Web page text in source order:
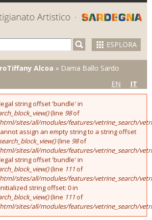
Skip to
main
content
ESPLORA
Alcoa » Dama Ballo Sardo
EN
IT
string offset 'bundle' in
(line 98of
sites/all/modules/features/vetrine_search/
assign an empty string to a string offset
(line 98of
sites/all/modules/features/vetrine_search/
string offset 'bundle' in
(line 111of
sites/all/modules/features/vetrine_search/
string offset: 0 in
(line 111of
sites/all/modules/features/vetrine_search/